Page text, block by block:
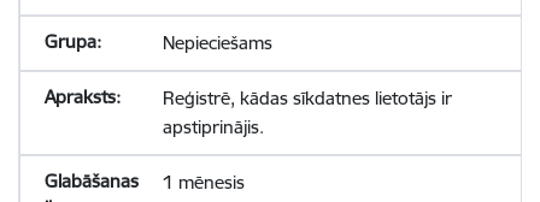
Nepieciešams
Reģistrē, kādas sīkdatnes lietotājs ir
apstiprinājis.
1 mēnesis